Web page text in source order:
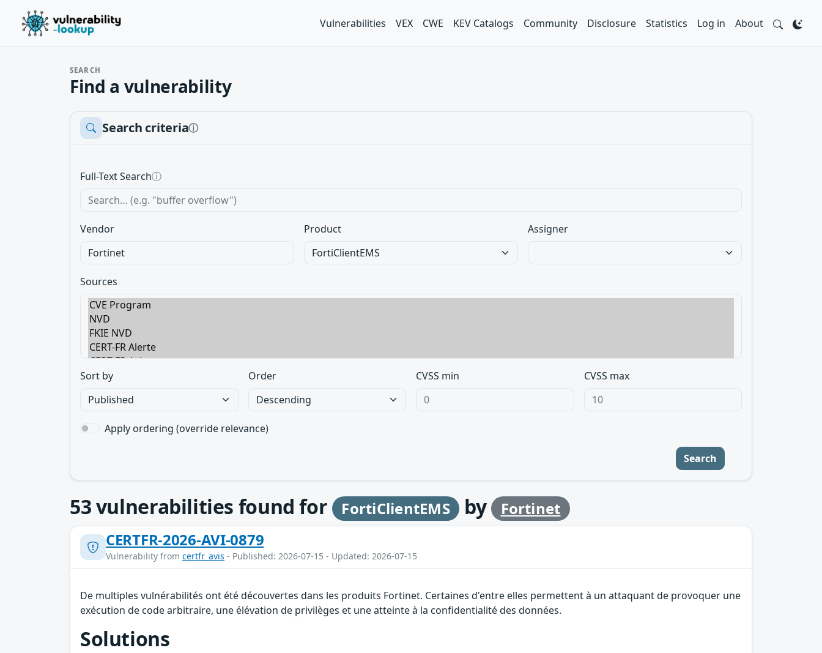
Vulnerabilities VEX CWE KEV Catalogs Community Disclosure Statistics Log in About
SEARCH
Find a vulnerability
Search criteriaⓘ
Full-Text Searchⓘ
Vendor Product Assigner
Sources
Sort by Order CVSS min CVSS max
Apply ordering (override relevance)
Search
53vulnerabilities found for FortiClientEMS by
Fortinet
CERTFR-2026-AVI-0879
Vulnerability from certfr_avis - Published: 2026-07-15 - Updated: 2026-07-15
De multiples vulnérabilités ont été découvertes dans les produits Fortinet. Certaines d'entre elles permettent à un attaquant de provoquer une
exécution de code arbitraire, une élévation de privilèges et une atteinte à la confidentialité des données.
Solutions